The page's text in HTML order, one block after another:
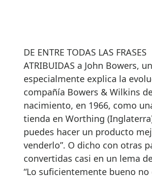
DE ENTRE TODAS LAS FRASES
ATRIBUIDAS a John Bowers,
especialmente explica la
compañía Bowers & Wilkins
nacimiento, en 1966, como
tienda en Worthing
puedes hacer un producto
venderlo”. O dicho con otras
convertidas casi en un lema
“Lo suficientemente bueno no